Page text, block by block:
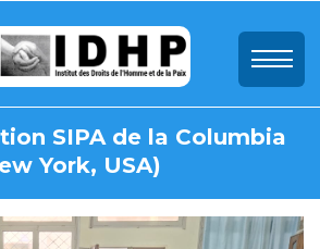
SIPA de la Columbia
York, USA)
La Columbia University (New York, USA)